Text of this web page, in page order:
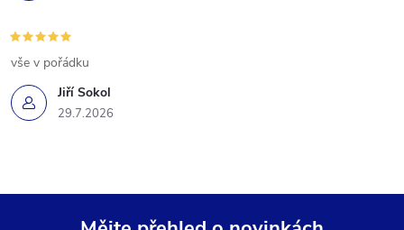
Jiří Sokol
29.7.2026
vše v pořádku